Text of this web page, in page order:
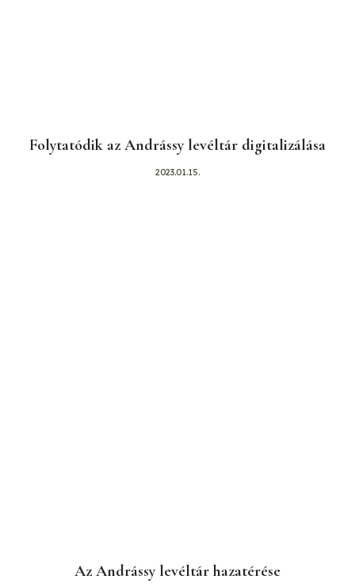
Folytatódik az Andrássy levéltár digitalizálása
2023.01.15.
Az Andrássy levéltár hazatérése